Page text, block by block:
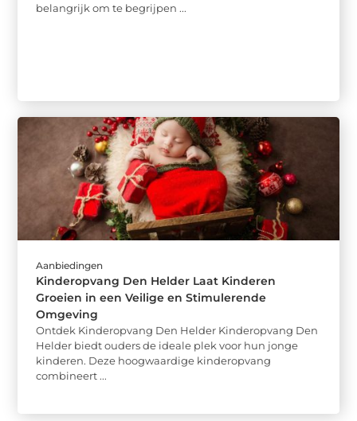
belangrijk om te begrijpen ...
Aanbiedingen
Kinderopvang Den Helder Laat Kinderen
Groeien in een Veilige en Stimulerende
Omgeving
Ontdek Kinderopvang Den Helder Kinderopvang Den
Helder biedt ouders de ideale plek voor hun jonge
kinderen. Deze hoogwaardige kinderopvang
combineert ...